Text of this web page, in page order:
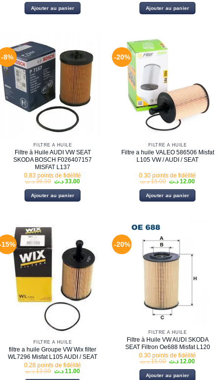
Ajouter au panier Ajouter au panier
-8%
FILTRE À HUILE
Filtre à Huile AUDI VW SEAT
SKODA BOSCH F026407157
MISFAT L137
0.83 points de fidélité
36.00 د.ت
Le
initial
était :
33.00 د.ت
Le
actuel
est :
Ajouter au panier
-20%
FILTRE À HUILE
Filtre a huile VALEO 586506 Misfat
L105 VW / AUDI / SEAT
0.30 points de fidélité
15.00 د.ت
Le
initial
était :
12.00 د.ت
Le
actuel
est :
Ajouter au panier
FILTRE À HUILE
filtre a huile Groupe VW Wix filter
WL7296 Misfat L105 AUDI / SEAT
0.28 points de fidélité
13.00 د.ت
Le
11.00 د.ت
Le
-20%
FILTRE À HUILE
Filtre à Huile VW AUDI SKODA
SEAT Filtron Oe688 Misfat L120
0.30 points de fidélité
15.00 د.ت
Le
initial
12.00 د.ت
Le
actuel
Ajouter au panier